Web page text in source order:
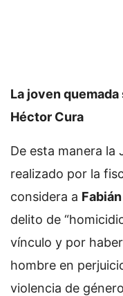
La joven
Héctor Cura
De esta manera la
realizado por la
considera a
delito de
vínculo y por
hombre en
violencia de